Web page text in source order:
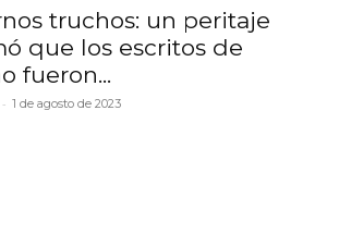
truchos: un peritaje
que los escritos de
fueron...
- 1 de agosto de 2023